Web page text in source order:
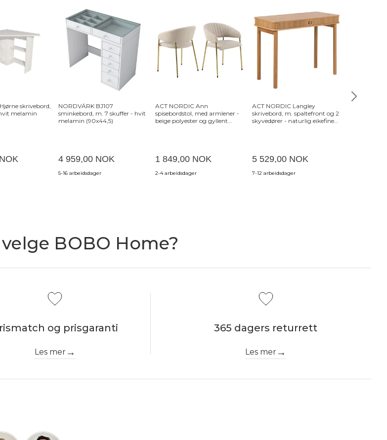
skrivebord,
melamin
NORDVÄRK BJ107
sminkebord, m. 7 skuffer - hvit
melamin (90x44,5)
4 959,00 NOK
5-16 arbeidsdager
ACT NORDIC Ann
spisebordstol, med armlener -
beige polyester og gyllent
1 849,00 NOK
2-4 arbeidsdager
ACT NORDIC Langley
skrivebord, m. spaltefront og 2
skyvedører - naturlig eikefiner
5 529,00 NOK
7-12 arbeidsdager
BOBO Home?
og prisgaranti
Les mer
365 dagers returrett
Les mer